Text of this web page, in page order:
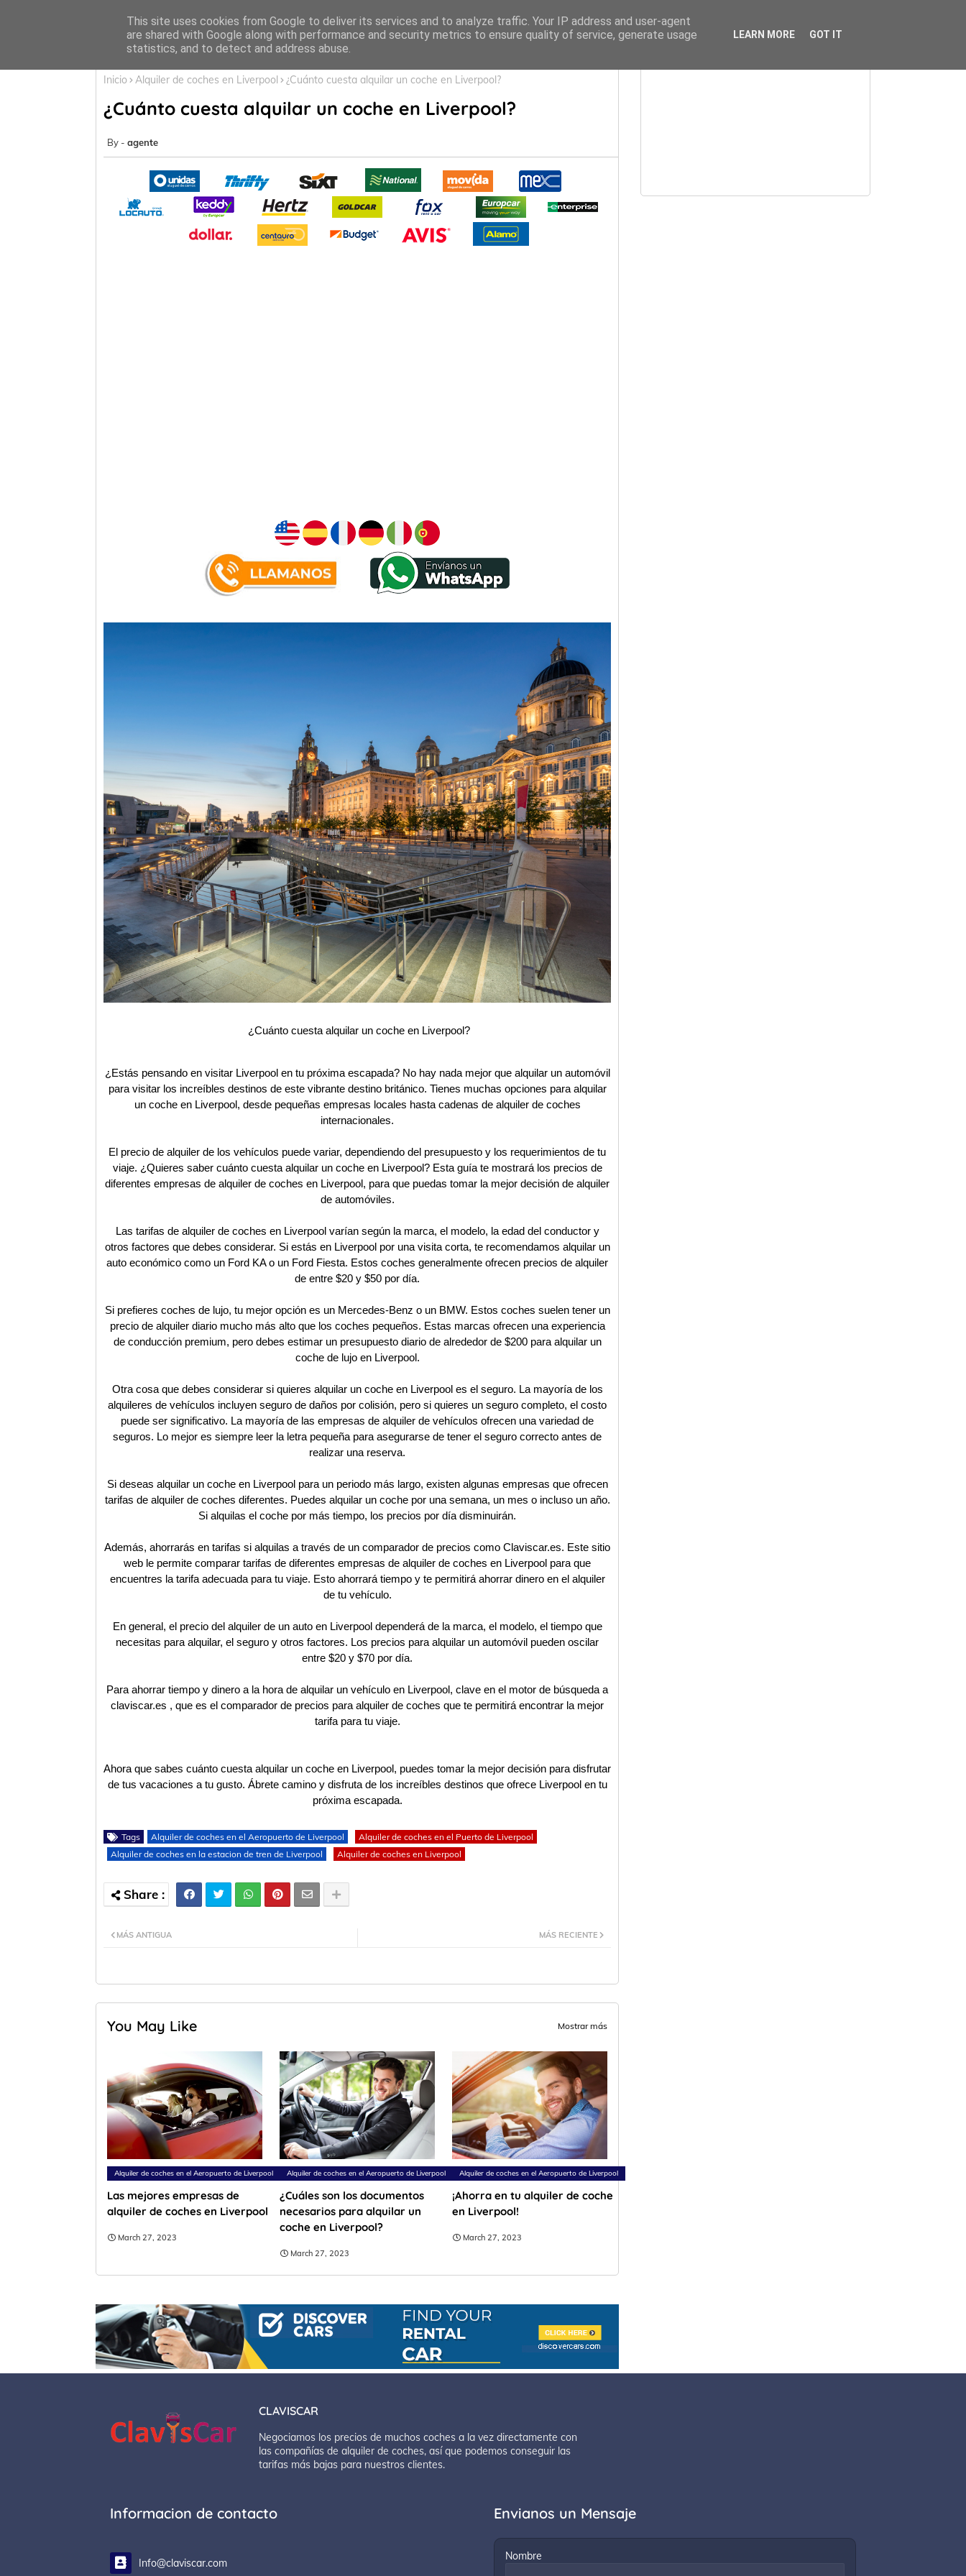
Inicio
Inicio Alquiler de coches en Liverpool ¿Cuánto cuesta alquilar un coche en Liverpool?
¿Cuánto cuesta alquilar un coche en Liverpool?
agente
¿Cuánto cuesta alquilar un coche en Liverpool?
¿Estás pensando en visitar Liverpool en tu próxima escapada? No hay nada mejor que alquilar un automóvil
para visitar los increíbles destinos de este vibrante destino británico. Tienes muchas opciones para alquilar
un coche en Liverpool, desde pequeñas empresas locales hasta cadenas de alquiler de coches
internacionales.
El precio de alquiler de los vehículos puede variar, dependiendo del presupuesto y los requerimientos de tu
viaje. ¿Quieres saber cuánto cuesta alquilar un coche en Liverpool? Esta guía te mostrará los precios de
diferentes empresas de alquiler de coches en Liverpool, para que puedas tomar la mejor decisión de alquiler
de automóviles.
Las tarifas de alquiler de coches en Liverpool varían según la marca, el modelo, la edad del conductor y
otros factores que debes considerar. Si estás en Liverpool por una visita corta, te recomendamos alquilar un
auto económico como un Ford KA o un Ford Fiesta. Estos coches generalmente ofrecen precios de alquiler
de entre $20 y $50 por día.
Si prefieres coches de lujo, tu mejor opción es un Mercedes-Benz o un BMW. Estos coches suelen tener un
precio de alquiler diario mucho más alto que los coches pequeños. Estas marcas ofrecen una experiencia
de conducción premium, pero debes estimar un presupuesto diario de alrededor de $200 para alquilar un
coche de lujo en Liverpool.
Otra cosa que debes considerar si quieres alquilar un coche en Liverpool es el seguro. La mayoría de los
alquileres de vehículos incluyen seguro de daños por colisión, pero si quieres un seguro completo, el costo
puede ser significativo. La mayoría de las empresas de alquiler de vehículos ofrecen una variedad de
seguros. Lo mejor es siempre leer la letra pequeña para asegurarse de tener el seguro correcto antes de
realizar una reserva.
Si deseas alquilar un coche en Liverpool para un periodo más largo, existen algunas empresas que ofrecen
tarifas de alquiler de coches diferentes. Puedes alquilar un coche por una semana, un mes o incluso un año.
Si alquilas el coche por más tiempo, los precios por día disminuirán.
Además, ahorrarás en tarifas si alquilas a través de un comparador de precios como Claviscar.es. Este sitio
web le permite comparar tarifas de diferentes empresas de alquiler de coches en Liverpool para que
encuentres la tarifa adecuada para tu viaje. Esto ahorrará tiempo y te permitirá ahorrar dinero en el alquiler
de tu vehículo.
En general, el precio del alquiler de un auto en Liverpool dependerá de la marca, el modelo, el tiempo que
necesitas para alquilar, el seguro y otros factores. Los precios para alquilar un automóvil pueden oscilar
entre $20 y $70 por día.
Para ahorrar tiempo y dinero a la hora de alquilar un vehículo en Liverpool, clave en el motor de búsqueda a
claviscar.es , que es el comparador de precios para alquiler de coches que te permitirá encontrar la mejor
tarifa para tu viaje.
Ahora que sabes cuánto cuesta alquilar un coche en Liverpool, puedes tomar la mejor decisión para disfrutar
de tus vacaciones a tu gusto. Ábrete camino y disfruta de los increíbles destinos que ofrece Liverpool en tu
próxima escapada.
Tags Alquiler de coches en el Aeropuerto de Liverpool
Alquiler de coches en el Puerto de Liverpool
Alquiler de coches en la estacion de tren de Liverpool
Alquiler de coches en Liverpool
MÁS RECIENTE
MÁS ANTIGUA
You May Like Mostrar más
Alquiler de coches en el Aeropuerto de Liverpool
Las mejores empresas de
alquiler de coches en Liverpool
March 27, 2023
Alquiler de coches en el Aeropuerto de Liverpool
¿Cuáles son los documentos
necesarios para alquilar un
coche en Liverpool?
March 27, 2023
Alquiler de coches en el Aeropuerto de Liverpool
¡Ahorra en tu alquiler de coche
en Liverpool!
March 27, 2023
CLAVISCAR
Negociamos los precios de muchos coches a la vez directamente con
las compañías de alquiler de coches, así que podemos conseguir las
tarifas más bajas para nuestros clientes.
Informacion de contacto
Info@claviscar.com
Envianos un Mensaje
Nombre
This site uses cookies from Google to deliver its services and to analyze traffic. Your IP address and user-agent
are shared with Google along with performance and security metrics to ensure quality of service, generate usage
statistics, and to detect and address abuse.
LEARN MORE GOT IT